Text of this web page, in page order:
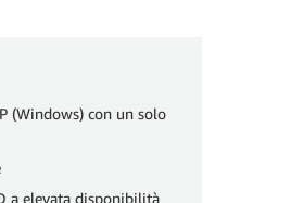
(Windows) con un solo
a elevata disponibilità